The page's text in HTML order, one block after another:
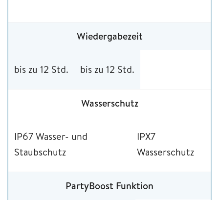
Wiedergabezeit
bis zu 12 Std. bis zu 12 Std.
Wasserschutz
IP67 Wasser- und
Staubschutz
IPX7
Wasserschutz
PartyBoost Funktion